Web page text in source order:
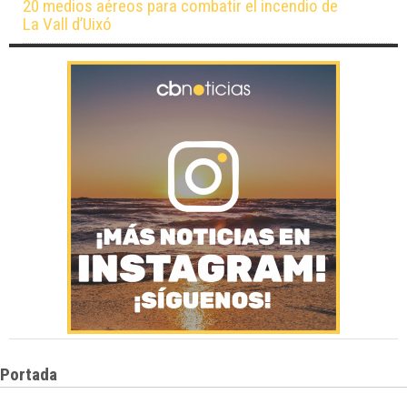
20 medios aéreos para combatir el incendio de
La Vall d’Uixó
Portada